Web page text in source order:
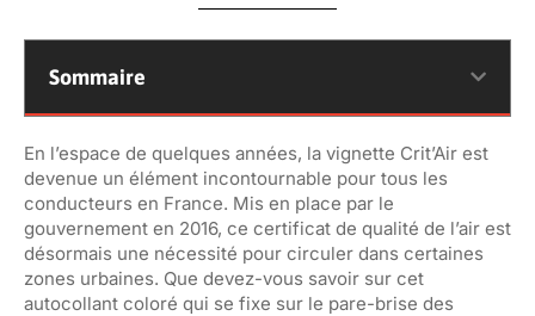
Sommaire
En l’espace de quelques années, la vignette Crit’Air est
devenue un élément incontournable pour tous les
conducteurs en France. Mis en place par le
gouvernement en 2016, ce certificat de qualité de l’air est
désormais une nécessité pour circuler dans certaines
zones urbaines. Que devez-vous savoir sur cet
autocollant coloré qui se fixe sur le pare-brise des